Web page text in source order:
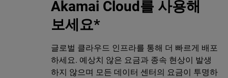
Akamai Cloud를 사용해
보세요*
글로벌 클라우드 인프라를 통해 더 빠르게 배포
하세요. 예상치 않은 요금과 종속 현상이 발생
하지 않으며 모든 데이터 센터의 요금이 투명하